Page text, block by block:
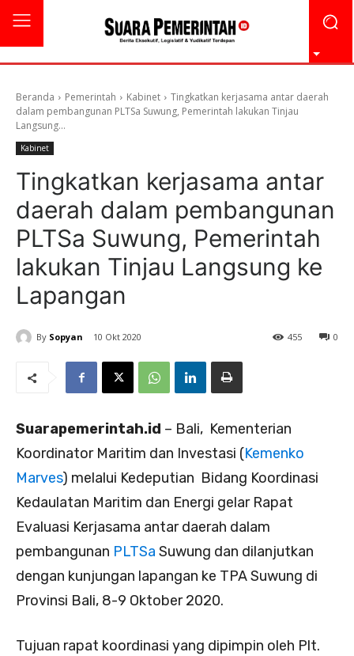
Beranda Pemerintah Kabinet
Tingkatkan kerjasama antar daerah
dalam pembangunan PLTSa Suwung, Pemerintah lakukan Tinjau
Langsung...
Kabinet
Tingkatkan kerjasama antar
daerah dalam pembangunan
PLTSa Suwung, Pemerintah
lakukan Tinjau Langsung ke
Lapangan
By Sopyan 10 Okt 2020 0
455
Suarapemerintah.id – Bali, Kementerian
Koordinator Maritim dan Investasi (Kemenko
Marves) melalui Kedeputian Bidang Koordinasi
Kedaulatan Maritim dan Energi gelar Rapat
Evaluasi Kerjasama antar daerah dalam
pembangunan PLTSa Suwung dan dilanjutkan
dengan kunjungan lapangan ke TPA Suwung di
Provinsi Bali, 8-9 Oktober 2020.
Tujuan rapat koordinasi yang dipimpin oleh Plt.